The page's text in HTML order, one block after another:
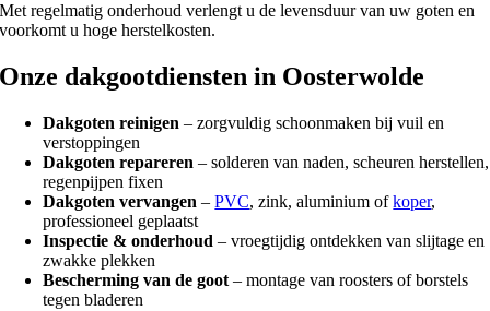
Met regelmatig onderhoud verlengt u de levensduur van uw goten en
voorkomt u hoge herstelkosten.
Onze dakgootdiensten in Oosterwolde
Dakgoten reinigen – zorgvuldig schoonmaken bij vuil en
verstoppingen
Dakgoten repareren – solderen van naden, scheuren herstellen,
regenpijpen fixen
Dakgoten vervangen –PVC, zink, aluminium ofkoper,
professioneel geplaatst
Inspectie & onderhoud – vroegtijdig ontdekken van slijtage en
zwakke plekken
Bescherming van de goot – montage van roosters of borstels
tegen bladeren